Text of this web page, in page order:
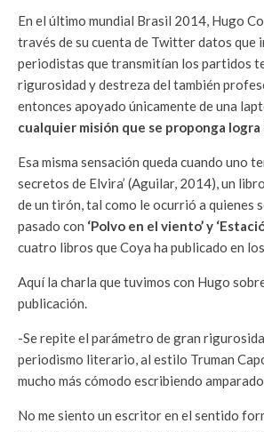
En el último mundial Brasil 2014, Hugo
través de su cuenta de Twitter datos que
periodistas que transmitían los partidos
rigurosidad y destreza del también
entonces apoyado únicamente de una
cualquier misión que se proponga logra
Esa misma sensación queda cuando uno
secretos de Elvira’ (Aguilar, 2014), un
de un tirón, tal como le ocurrió a quienes
pasado con ‘Polvo en el viento’ y
cuatro libros que Coya ha publicado en
Aquí la charla que tuvimos con Hugo
publicación.
-Se repite el parámetro de gran
periodismo literario, al estilo Truman
mucho más cómodo escribiendo
No me siento un escritor en el sentido